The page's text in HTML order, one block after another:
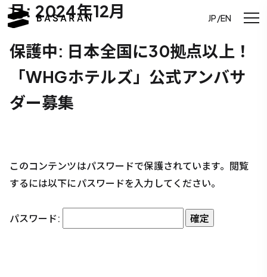
JP/EN
月: 2024年12月
保護中: 日本全国に30拠点以上！
「WHGホテルズ」公式アンバサ
ダー募集
このコンテンツはパスワードで保護されています。閲覧
するには以下にパスワードを入力してください。
パスワード: